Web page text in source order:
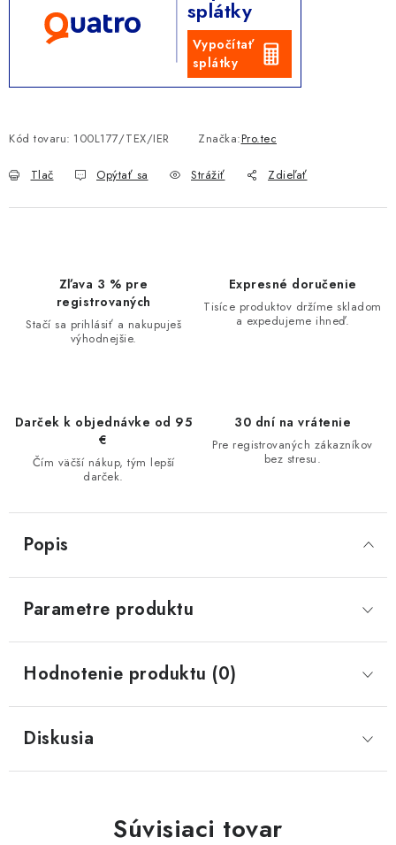
splátky
Vypočítať
splátky
Kód tovaru: 100L177/TEX/IER Značka:Pro.tec
Tlač Opýtať sa Strážiť Zdieľať
Zľava 3 % pre
registrovaných
Stačí sa prihlásiť a nakupuješ
výhodnejšie.
Expresné doručenie
Tisíce produktov držíme skladom
a expedujeme ihneď.
Darček k objednávke od 95
€
Čím väčší nákup, tým lepší
darček.
30 dní na vrátenie
Pre registrovaných zákazníkov
bez stresu.
Popis
Parametre produktu
Hodnotenie produktu (0)
Diskusia
Súvisiaci tovar